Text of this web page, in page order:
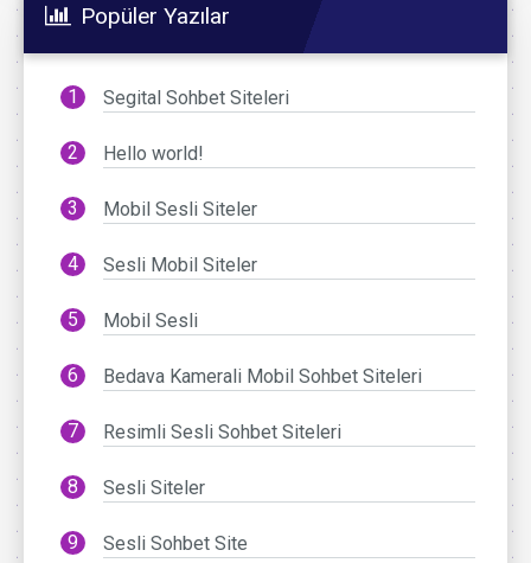
Popüler Yazılar
Segital Sohbet Siteleri
Hello world!
Mobil Sesli Siteler
Sesli Mobil Siteler
Mobil Sesli
Bedava Kamerali Mobil Sohbet Siteleri
Resimli Sesli Sohbet Siteleri
Sesli Siteler
Sesli Sohbet Site